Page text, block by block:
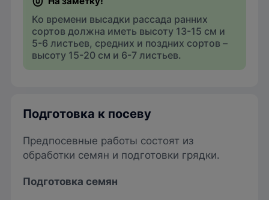
Ко времени высадки рассада ранних
сортов должна иметь высоту 13-15 см и
5-6 листьев, средних и поздних сортов –
высоту 15-20 см и 6-7 листьев.
Подготовка к посеву
Предпосевные работы состоят из
обработки семян и подготовки грядки.
Подготовка семян